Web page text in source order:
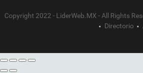
Copyright 2022 - LiderWeb.MX - All Rights
Directorio